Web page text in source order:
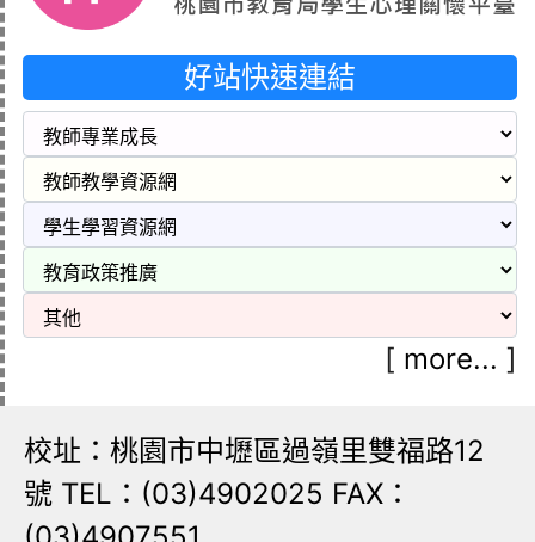
好站快速連結
[ more... ]
校址：桃園市中壢區過嶺里雙福路12
號 TEL：(03)4902025 FAX：